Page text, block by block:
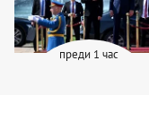
преди 1 час